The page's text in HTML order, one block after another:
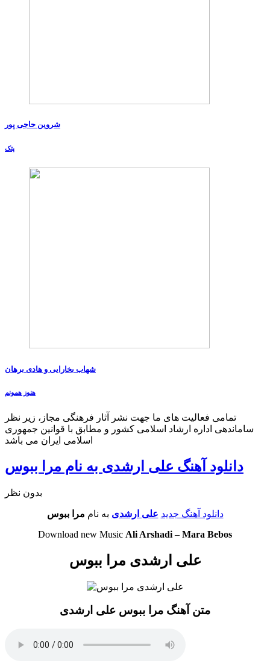
شروین حاجی پور
پتک
شهاب بخارایی و هادی برهان
هنوز همونم
تمامی فعالیت های ما جهت نشر آثار فرهنگی مجاز، زیر نظر
ساماندهی اداره ارشاد اسلامی کشور و مطابق با قوانین جمهوری
اسلامی ایران می باشد
دانلود آهنگ علی ارشدی به نام مرا ببوس
بدون نظر
دانلود آهنگ جدید علی ارشدی به نام مرا ببوس
Download new Music Ali Arshadi – Mara Bebos
علی ارشدی مرا ببوس
متن آهنگ مرا ببوس علی ارشدی